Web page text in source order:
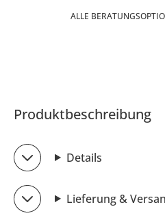
ALLE
Produktbeschreibung
Details
Lieferung &